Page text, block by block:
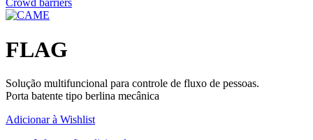
Crowd barriers
FLAG
Solução multifuncional para controle de fluxo de pessoas.
Porta batente tipo berlina mecânica
Adicionar à Wishlist